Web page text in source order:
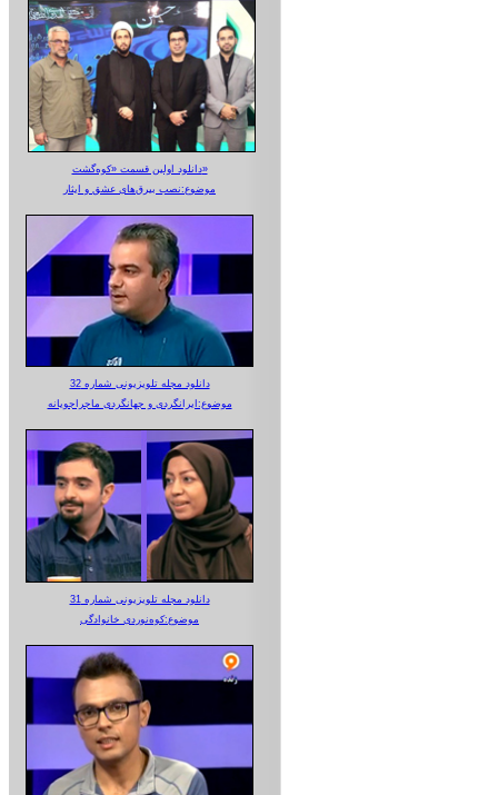
دانلود اولین قسمت «کوه‌گشت»
موضوع:نصب بیرق‌های عشق و ایثار
دانلود مجله تلویزیونی شماره 32
موضوع:ایرانگردی و جهانگردی ماجراجویانه
دانلود مجله تلویزیونی شماره 31
موضوع:کوه‌نوردی خانوادگی